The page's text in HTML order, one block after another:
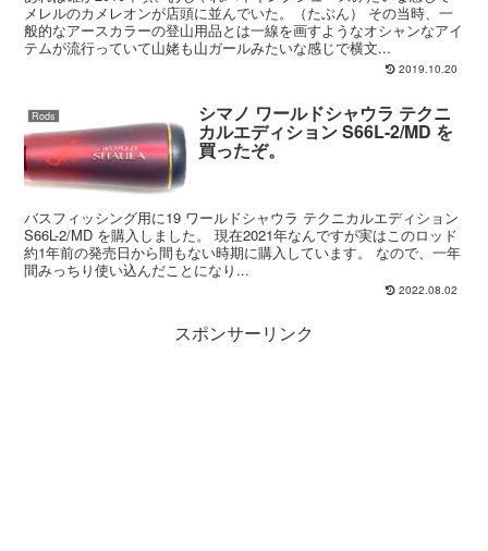
メレルのカメレオンが店頭に並んでいた。（たぶん） その当時、一
般的なアースカラーの登山用品とは一線を画すようなオシャンなアイ
テムが流行っていて山姥も山ガールみたいな感じで横文...
2019.10.20
Rods シマノ ワールドシャウラ テクニ
カルエディション S66L-2/MD を
買ったぞ。
バスフィッシング用に19 ワールドシャウラ テクニカルエディション
S66L-2/MD を購入しました。 現在2021年なんですが実はこのロッド
約1年前の発売日から間もない時期に購入しています。 なので、一年
間みっちり使い込んだことになり...
2022.08.02
スポンサーリンク